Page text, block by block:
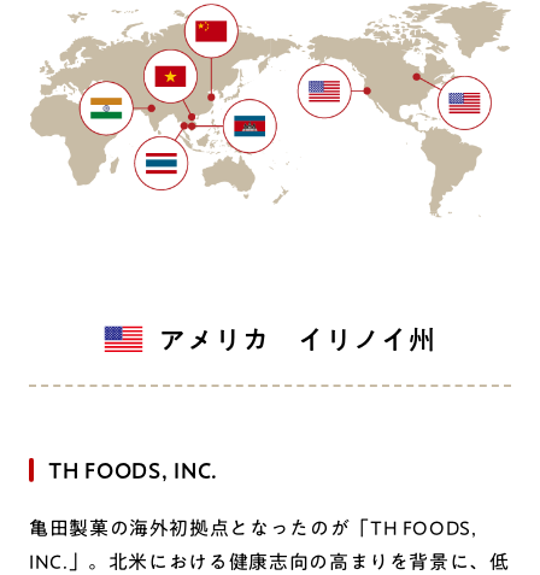
アメリカ イリノイ州
TH FOODS, INC.
亀田製菓の海外初拠点となったのが「TH FOODS,
INC.」。北米における健康志向の高まりを背景に、低